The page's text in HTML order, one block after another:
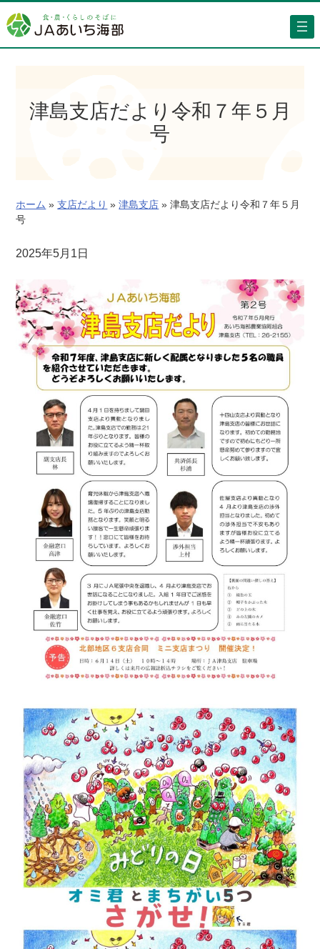
容
を
津島支店だより令和７年５月
号
ホーム » 支店だより » 津島支店 » 津島支店だより令和７年５月
号
2025年5月1日